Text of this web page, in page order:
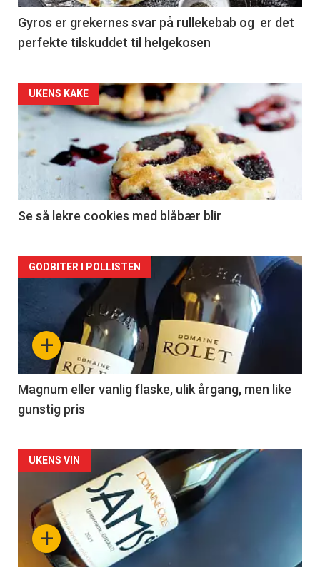
Gyros er grekernes svar på rullekebab og er det
perfekte tilskuddet til helgekosen
Forsiden
akkurat
nå
2
UKENS KAKE
Se så lekre cookies med blåbær blir
Forsiden
akkurat
nå
3
+
GODBITER I POLLISTEN
Magnum eller vanlig flaske, ulik årgang, men like
gunstig pris
Forsiden
akkurat
nå+
UKENS VIN